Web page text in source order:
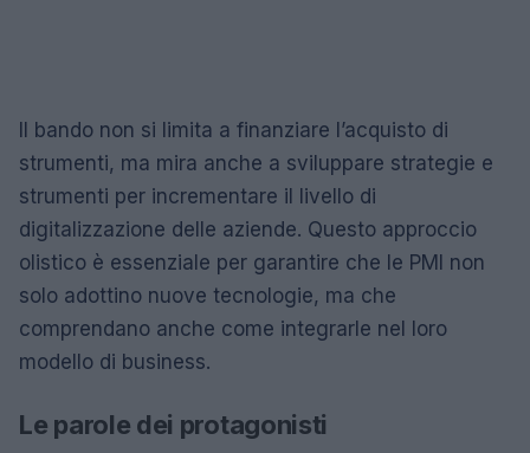
Il bando non si limita a finanziare l’acquisto di
strumenti, ma mira anche a sviluppare strategie e
strumenti per incrementare il livello di
digitalizzazione delle aziende. Questo approccio
olistico è essenziale per garantire che le PMI non
solo adottino nuove tecnologie, ma che
comprendano anche come integrarle nel loro
modello di business.
Le parole dei protagonisti